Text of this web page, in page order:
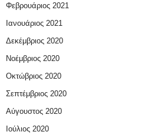
Φεβρουάριος 2021
Ιανουάριος 2021
Δεκέμβριος 2020
Νοέμβριος 2020
Οκτώβριος 2020
Σεπτέμβριος 2020
Αύγουστος 2020
Ιούλιος 2020